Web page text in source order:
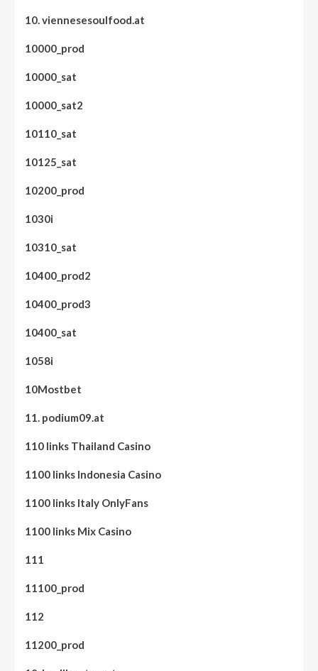
10. viennesesoulfood.at
10000_prod
10000_sat
10000_sat2
10110_sat
10125_sat
10200_prod
1030i
10310_sat
10400_prod2
10400_prod3
10400_sat
1058i
10Mostbet
11. podium09.at
110 links Thailand Casino
1100 links Indonesia Casino
1100 links Italy OnlyFans
1100 links Mix Casino
111
11100_prod
112
11200_prod